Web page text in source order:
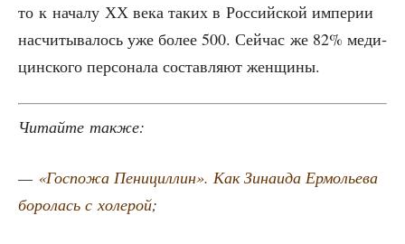
то к нача­лу ХХ века таких в Рос­сий­ской импе­рии
насчи­ты­ва­лось уже более 500. Сей­час же 82% меди­
цин­ско­го пер­со­на­ла состав­ля­ют женщины.
Читай­те также:
— «Гос­по­жа Пени­цил­лин». Как Зина­и­да Ермо­лье­ва
боро­лась с холе­рой;